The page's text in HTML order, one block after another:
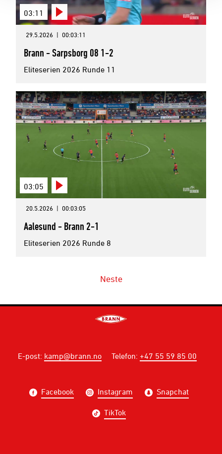
03:11
29.5.2026 | 00:03:11
Brann - Sarpsborg 08 1-2
Eliteserien 2026 Runde 11
03:05
20.5.2026 | 00:03:05
Aalesund - Brann 2-1
Eliteserien 2026 Runde 8
Neste
E-post: kamp@brann.no Telefon: +47 55 59 85 00
Facebook Instagram Snapchat
TikTok